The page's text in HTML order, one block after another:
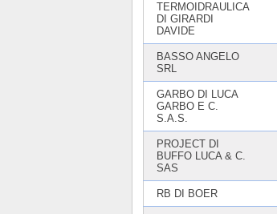
TERMOIDRAULICA
DI GIRARDI
DAVIDE
BASSO ANGELO
SRL
GARBO DI LUCA
GARBO E C.
S.A.S.
PROJECT DI
BUFFO LUCA & C.
SAS
RB DI BOER